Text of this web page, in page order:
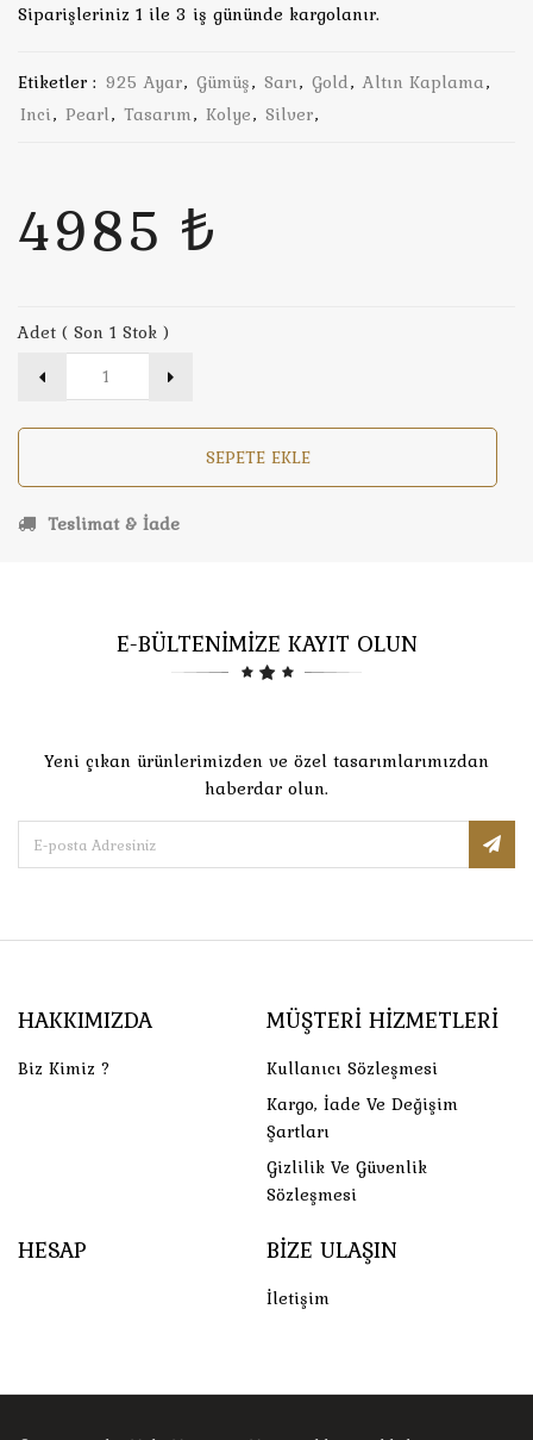
Siparişleriniz 1 ile 3 iş gününde kargolanır.
Etiketler : 925 Ayar, Gümüş, Sarı, Gold, Altın Kaplama,
Inci, Pearl, Tasarım, Kolye, Silver,
4985 ₺
Adet ( Son 1 Stok )
SEPETE EKLE
Teslimat & İade
E-BÜLTENİMİZE KAYIT OLUN
Yeni çıkan ürünlerimizden ve özel tasarımlarımızdan
haberdar olun.
HAKKIMIZDA
Biz Kimiz ?
MÜŞTERI HIZMETLERI
Kullanıcı Sözleşmesi
Kargo, İade Ve Değişim
Şartları
Gizlilik Ve Güvenlik
Sözleşmesi
HESAP BIZE ULAŞIN
İletişim